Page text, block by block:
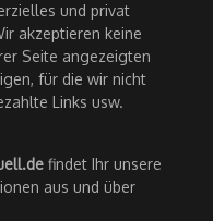
und privat
akzeptieren keine
Seite angezeigten
für die wir nicht
Links usw.
findet Ihr unsere
aus und über